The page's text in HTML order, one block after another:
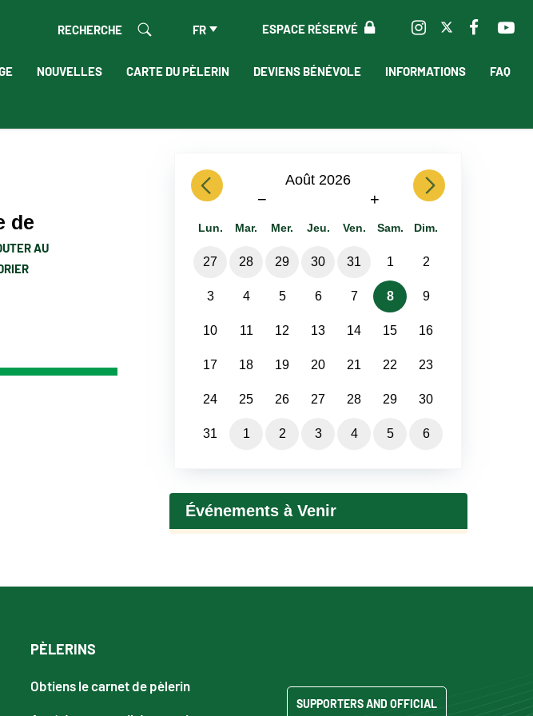
ESPACE RÉSERVÉ
FR
RECHERCHE
NOUVELLES CARTE DU PÈLERIN DEVIENS BÉNÉVOLE INFORMATIONS FAQ
de
AU
previous Août 2026
− +
next
Lun. Mar. Mer. Jeu. Ven. Sam. Dim.
27 28 29 30 31 1 2
3 4 5 6 7 8 9
10 11 12 13 14 15 16
17 18 19 20 21 22 23
24 25 26 27 28 29 30
31 1 2 3 4 5 6
Événements à Venir
PÈLERINS
Obtiens le carnet de pèlerin
SUPPORTERS AND OFFICIAL